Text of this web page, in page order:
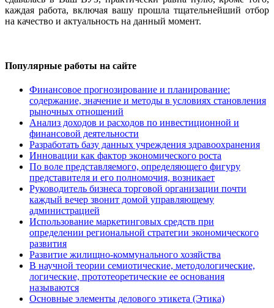
каждая работа, включая вашу прошла тщательнейший отбор
на качество и актуальность на данный момент.
Популярные работы на сайте
Финансовое прогнозирование и планирование:
содержание, значение и методы в условиях становления
рыночных отношений
Анализ доходов и расходов по инвестиционной и
финансовой деятельности
Разработать базу данных учреждения здравоохранения
Инновации как фактор экономического роста
По воле представляемого, определяющего фигуру
представителя и его полномочия, возникает
Руководитель бизнеса торговой организации почти
каждый вечер звонит домой управляющему
администрацией
Использование маркетинговых средств при
определении региональной стратегии экономического
развития
Развитие жилищно-коммунального хозяйства
В научной теории семиотические, методологические,
логические, прототеоретические ее основания
называются
Основные элементы делового этикета (Этика)